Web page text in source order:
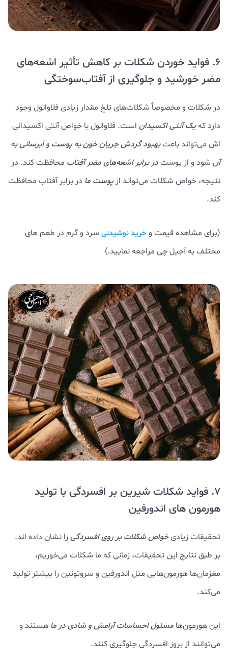
6. فواید خوردن شکلات بر کاهش تأثیر اشعه‌های
مضر خورشید و جلوگیری از آفتاب‌سوختگی
در شکلات و مخصوصاٌ شکلات‌های تلخ مقدار زیادی فلاوانول وجود
دارد کهیک آنتی اکسیدان است. فلاوانول با خواص آنتی اکسیدانی
اش می‌تواند باعثبهبود گردش جریان خون به پوست و آبرسانی به
آن شود و از پوستدر برابر اشعه‌های مضر آفتاب محافظت کند. در
نتیجه، خواص شکلات می‌تواند ازپوست ما در برابر آفتاب محافظت
کند.
(برای مشاهده قیمت و خرید نوشیدنی سرد و گرم در طعم های
مختلف به آجیل چی مراجعه نمایید.)
7. فواید شکلات شیرین بر افسردگی با تولید
هورمون های اندورفین
تحقیقات زیادیخواص شکلات بر روی افسردگی را نشان داده اند.
بر طبق نتایج این تحقیقات، زمانی که ما شکلات می‌خوریم،
مغزمان‌ها هورمون‌هایی مثل اندورفین و سروتونین را بیشتر تولید
می‌کند.
این هورمون‌ها مسئول احساسات آرامش و شادی در ما هستند و
می‌توانند از بروز افسردگی جلوگیری کنند.